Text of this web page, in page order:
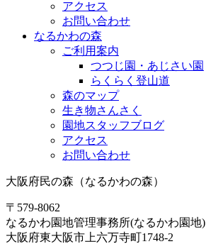
アクセス
お問い合わせ
なるかわの森
ご利用案内
つつじ園・あじさい園
らくらく登山道
森のマップ
生き物さんさく
園地スタッフブログ
アクセス
お問い合わせ
大阪府民の森（なるかわの森）
〒579-8062
なるかわ園地管理事務所(なるかわ園地)
大阪府東大阪市上六万寺町1748-2